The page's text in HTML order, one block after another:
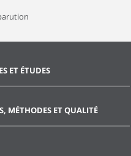
ET ÉTUDES
MÉTHODES ET QUALITÉ